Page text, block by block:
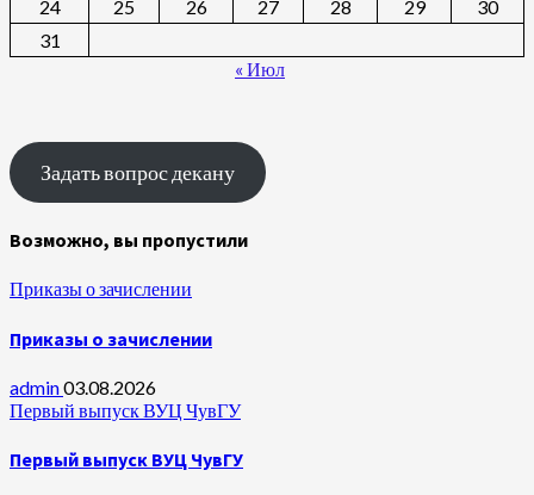
24
25 26 27 28 29
30
31
« Июл
Задать вопрос декану
Возможно, вы пропустили
Приказы о зачислении
Приказы о зачислении
admin03.08.2026
Первый выпуск ВУЦ ЧувГУ
Первый выпуск ВУЦ ЧувГУ